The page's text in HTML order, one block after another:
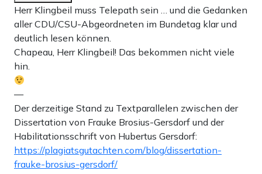
Herr Klingbeil muss Telepath sein … und die Gedanken
aller CDU/CSU-Abgeordneten im Bundetag klar und
deutlich lesen können.
Chapeau, Herr Klingbeil! Das bekommen nicht viele
hin.
—
Der derzeitige Stand zu Textparallelen zwischen der
Dissertation von Frauke Brosius-Gersdorf und der
Habilitationsschrift von Hubertus Gersdorf:
https://plagiatsgutachten.com/blog/dissertation-
frauke-brosius-gersdorf/